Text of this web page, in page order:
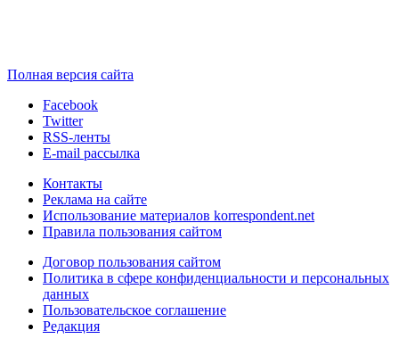
Полная версия сайта
Facebook
Twitter
RSS-ленты
E-mail рассылка
Контакты
Реклама на сайте
Использование материалов korrespondent.net
Правила пользования сайтом
Договор пользования сайтом
Политика в сфере конфиденциальности и персональных
данных
Пользовательское соглашение
Редакция